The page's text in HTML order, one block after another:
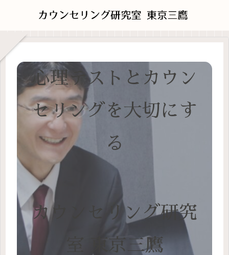
心理テストとカウン
セリングを大切にす
る
カウンセリング研究
室 東京三鷹